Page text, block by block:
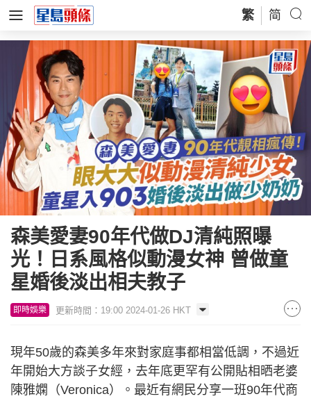
繁 简
森美愛妻90年代做DJ清純照曝
光！日系風格似動漫女神 曾做童
星婚後淡出相夫教子
即時娛樂 更新時間：19:00 2024-01-26 HKT
現年50歲的森美多年來對家庭事都相當低調，不過近
年開始大方談子女經，去年底更罕有公開貼相晒老婆
陳雅嫻（Veronica）。最近有網民分享一班90年代商